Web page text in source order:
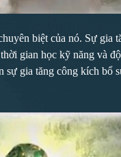
biệt của nó. Sự gia
gian học kỹ năng và
gia tăng công kích